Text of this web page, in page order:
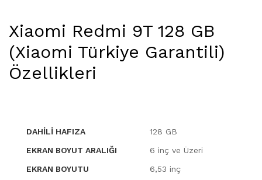
Xiaomi Redmi 9T 128 GB
(Xiaomi Türkiye Garantili)
Özellikleri
DAHILI HAFIZA
128 GB
EKRAN BOYUT ARALIĞI
6 inç ve Üzeri
EKRAN BOYUTU
6,53 inç